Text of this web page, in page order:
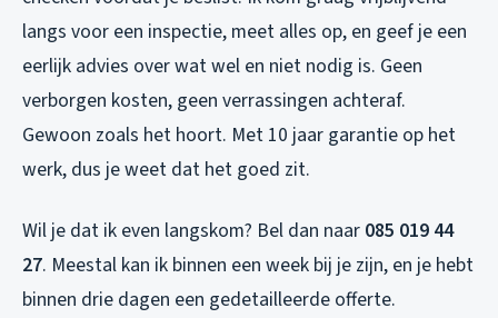
langs voor een inspectie, meet alles op, en geef je een
eerlijk advies over wat wel en niet nodig is. Geen
verborgen kosten, geen verrassingen achteraf.
Gewoon zoals het hoort. Met 10 jaar garantie op het
werk, dus je weet dat het goed zit.
Wil je dat ik even langskom? Bel dan naar 085 019 44
27. Meestal kan ik binnen een week bij je zijn, en je hebt
binnen drie dagen een gedetailleerde offerte.